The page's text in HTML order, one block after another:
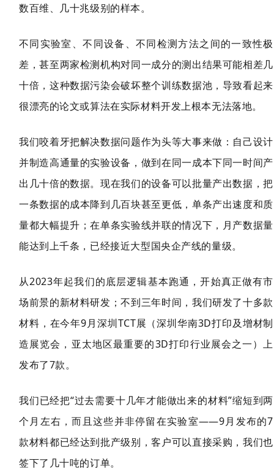
数百维、几十兆级别的样本。
不同实验室、不同设备、不同检测方法之间的一致性极
差，甚至两家检测机构对同一成分的测出结果可能相差几
十倍，这种数据污染会破坏整个训练数据池，导致看起来
很漂亮的论文或算法在实际材料开发上根本无法落地。
我们咬着牙把解决数据问题作为头等大事来做：自己设计
并制造高通量的实验设备，做到在同一成本下同一时间产
出几十倍的数据。现在我们的设备可以批量产出数据，把
一条数据的成本降到几百块甚至更低，单条产出速度和质
量都大幅提升；在单条实验线并联的情况下，月产数据量
能达到上千条，已经接近大型国央企产线的量级。
从2023年起我们的底层逻辑基本跑通，开始真正做有市
场前景的新材料研发；不到三年时间，我们研发了十多款
材料，在今年9月深圳TCT展（深圳华南3D打印及增材制
造展览会，亚太地区最重要的3D打印行业展会之一）上
发布了7款。
我们已经把“过去需要十几年才能做出来的材料”缩短到两
个月左右，而且这些并非停留在实验室——9月发布的7
款材料都已经达到批产级别，客户可以直接采购，我们也
签下了几十吨的订单。